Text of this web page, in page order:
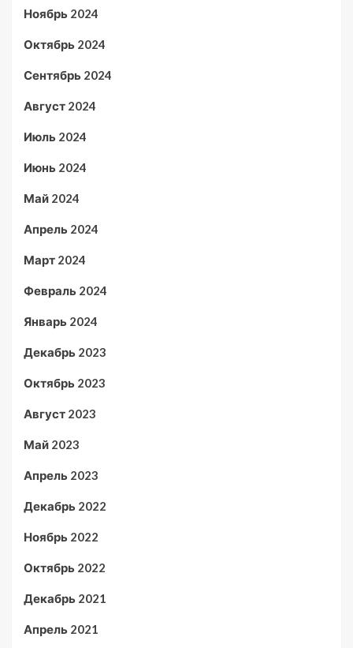
Ноябрь 2024
Октябрь 2024
Сентябрь 2024
Август 2024
Июль 2024
Июнь 2024
Май 2024
Апрель 2024
Март 2024
Февраль 2024
Январь 2024
Декабрь 2023
Октябрь 2023
Август 2023
Май 2023
Апрель 2023
Декабрь 2022
Ноябрь 2022
Октябрь 2022
Декабрь 2021
Апрель 2021